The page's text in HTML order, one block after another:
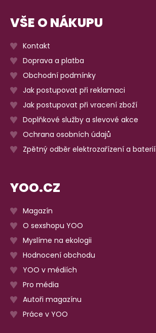
VŠE O NÁKUPU
Kontakt
Doprava a platba
Obchodní podmínky
Jak postupovat při reklamaci
Jak postupovat při vracení zboží
Doplňkové služby a slevové akce
Ochrana osobních údajů
Zpětný odběr elektrozařízení a baterií
YOO.CZ
Magazín
O sexshopu YOO
Myslíme na ekologii
Hodnocení obchodu
YOO v médiích
Pro média
Autoři magazínu
Práce v YOO